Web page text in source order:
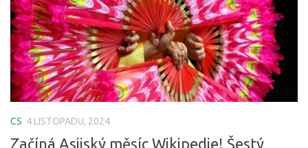
CS 4 LISTOPADU, 2024
Začíná Asijský měsíc Wikipedie! Šestý